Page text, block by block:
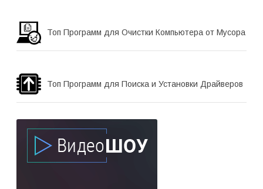
Топ Программ для Очистки Компьютера от Мусора
Топ Программ для Поиска и Установки Драйверов